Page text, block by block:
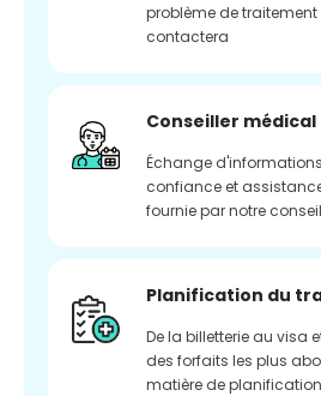
problème de traitement
contactera
Conseiller médical
Échange
confiance et
fournie par notre
Planification du
De la billetterie au visa
des forfaits les plus
matière de